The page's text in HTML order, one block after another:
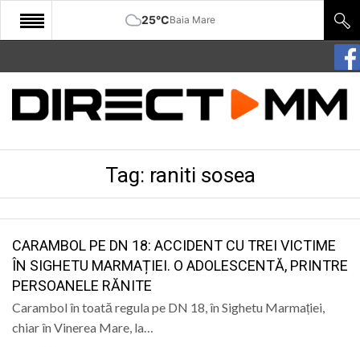
25°CBaia Mare
START
COMUNITATE
SANATATE
SPORT
SPECIAL
Tag: raniti sosea
CARAMBOL PE DN 18: ACCIDENT CU TREI VICTIME
ÎN SIGHETU MARMAȚIEI. O ADOLESCENTĂ, PRINTRE
PERSOANELE RĂNITE
Carambol în toată regula pe DN 18, în Sighetu Marmației,
chiar în Vinerea Mare, la…